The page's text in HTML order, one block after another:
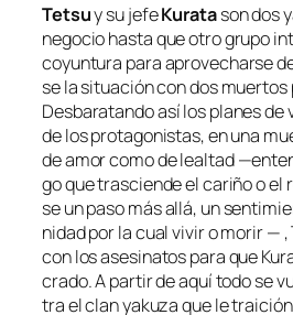
Tetsuy su je­feKuratason dos
ne­go­cio has­ta que otro gru­po
co­yun­tu­ra pa­ra apro­ve­char­se
se la si­tua­ción con dos muer­tos
Desbaratando así los pla­nes de
de los pro­ta­go­nis­tas, en una
de amor co­mo de leal­tad
go que tras­cien­de el ca­ri­ño o
se un pa­so más allá, un
ni­dad por la cual vi­vir o mo­rir —
con los ase­si­na­tos pa­ra que
cra­do. A par­tir de aquí to­do se
tra el clan ya­ku­za que le